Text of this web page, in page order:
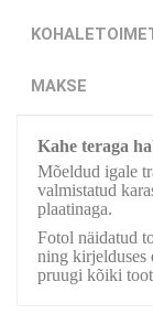
MAKSE
Kahe teraga
Mõeldud igale
valmistatud
plaatinaga.
Fotol näidatud
ning kirjelduses
pruugi kõiki